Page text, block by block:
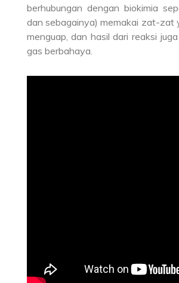
berhubungan dengan biokimia
dan sebagainya) memakai zat-zat
menguap, dan hasil dari reaksi
gas berbahaya.